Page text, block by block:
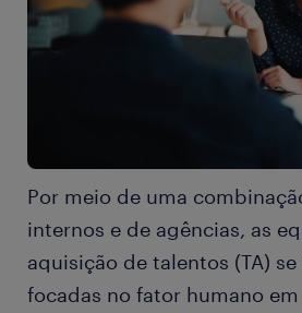
Por meio de uma
internos e de agências, as
aquisição de talentos (TA)
focadas no fator humano